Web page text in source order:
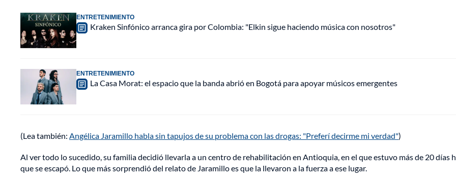
ENTRETENIMIENTO
Kraken Sinfónico arranca gira por Colombia: "Elkin sigue haciendo música con nosotros"
ENTRETENIMIENTO
La Casa Morat: el espacio que la banda abrió en Bogotá para apoyar músicos emergentes
(Lea también: Angélica Jaramillo habla sin tapujos de su problema con las drogas: "Preferí decirme mi verdad")
Al ver todo lo sucedido, su familia decidió llevarla a un centro de rehabilitación en Antioquia, en el que estuvo más de 20 días
que se escapó. Lo que más sorprendió del relato de Jaramillo es que la llevaron a la fuerza a ese lugar.